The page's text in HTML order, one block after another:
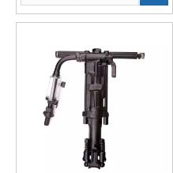
Пневматический Сверло
Молоток